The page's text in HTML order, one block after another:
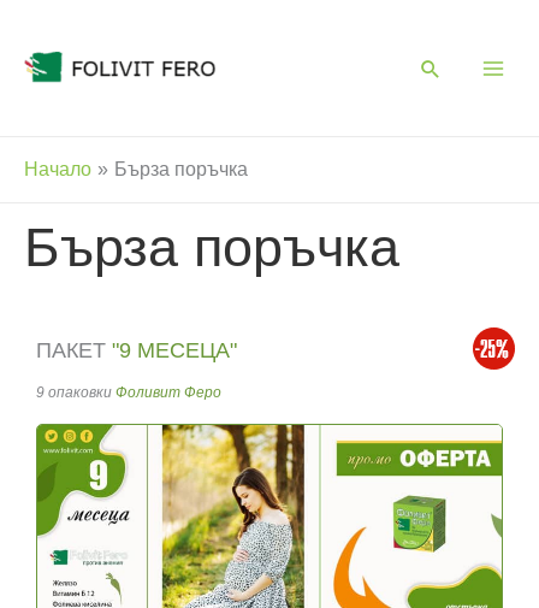
content
Начало Бърза поръчка
Бърза поръчка
ПАКЕТ "9 МЕСЕЦА"
9 опаковки Фоливит Феро